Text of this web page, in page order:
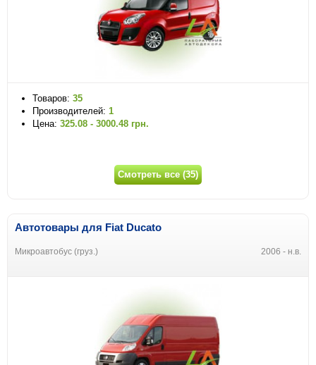
Товаров: 35
Производителей: 1
Цена: 325.08 - 3000.48 грн.
Смотреть все (35)
Автотовары для Fiat Ducato
Микроавтобус (груз.) 2006 - н.в.